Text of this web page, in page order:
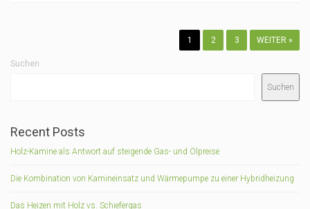
1 2 3 WEITER »
Suchen
Suchen
Recent Posts
Holz-Kamine als Antwort auf steigende Gas- und Ölpreise
Die Kombination von Kamineinsatz und Wärmepumpe zu einer Hybridheizung
Das Heizen mit Holz vs. Schiefergas